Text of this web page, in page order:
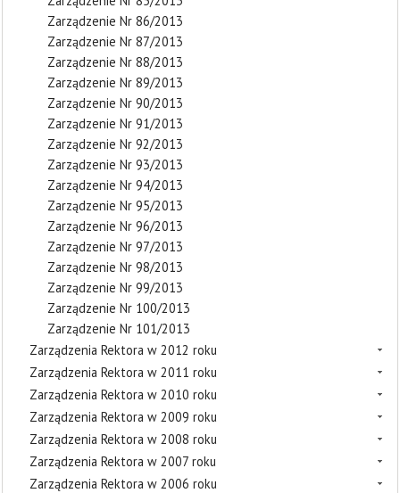
Zarządzenie Nr 86/2013
Zarządzenie Nr 87/2013
Zarządzenie Nr 88/2013
Zarządzenie Nr 89/2013
Zarządzenie Nr 90/2013
Zarządzenie Nr 91/2013
Zarządzenie Nr 92/2013
Zarządzenie Nr 93/2013
Zarządzenie Nr 94/2013
Zarządzenie Nr 95/2013
Zarządzenie Nr 96/2013
Zarządzenie Nr 97/2013
Zarządzenie Nr 98/2013
Zarządzenie Nr 99/2013
Zarządzenie Nr 100/2013
Zarządzenie Nr 101/2013
Zarządzenia Rektora w 2012 roku
Zarządzenia Rektora w 2011 roku
Zarządzenia Rektora w 2010 roku
Zarządzenia Rektora w 2009 roku
Zarządzenia Rektora w 2008 roku
Zarządzenia Rektora w 2007 roku
Zarządzenia Rektora w 2006 roku